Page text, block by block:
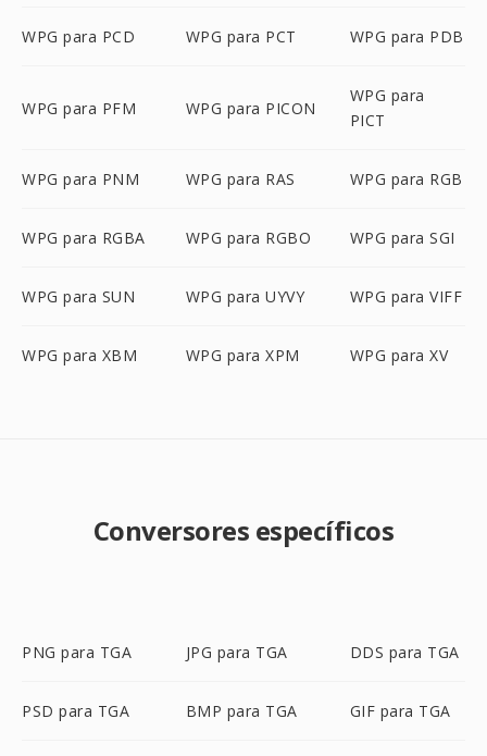
WPG para PCD WPG para PCT WPG para PDB
WPG para PFM WPG para PICON
WPG para
PICT
WPG para PNM WPG para RAS WPG para RGB
WPG para RGBA WPG para RGBO WPG para SGI
WPG para SUN WPG para UYVY WPG para VIFF
WPG para XBM WPG para XPM WPG para XV
Conversores específicos
PNG para TGA JPG para TGA DDS para TGA
PSD para TGA BMP para TGA GIF para TGA